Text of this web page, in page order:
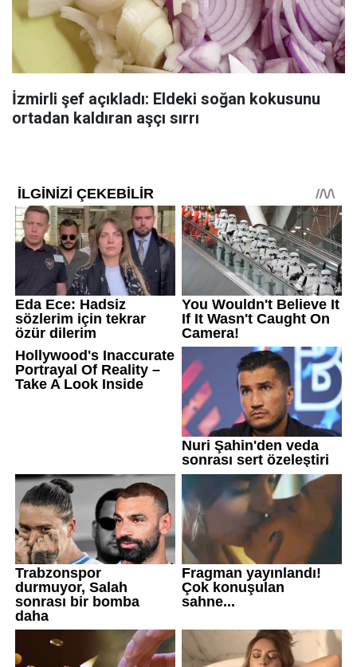
İzmirli şef açıkladı: Eldeki soğan kokusunu
ortadan kaldıran aşçı sırrı